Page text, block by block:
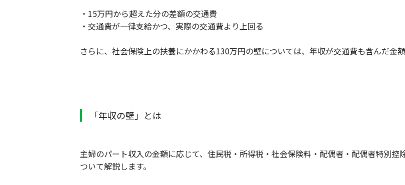
・15万円から超えた分の差額の交通費
・交通費が一律支給かつ、実際の交通費より上回る
さらに、社会保険上の扶養にかかわる130万円の壁については、年収が交通費も含んだ金
「年収の壁」とは
主婦のパート収入の金額に応じて、住民税・所得税・社会保険料・配偶者・配偶者特別
ついて解説します。